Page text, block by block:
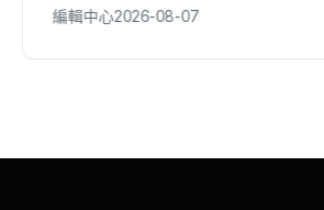
擔架床
編輯中心2026-08-07